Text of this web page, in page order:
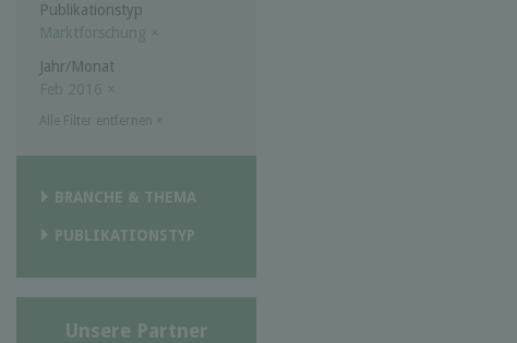
Publikationstyp
Marktforschung ×
Jahr/Monat
Feb 2016 ×
BRANCHE & THEMA
PUBLIKATIONSTYP
Unsere Partner